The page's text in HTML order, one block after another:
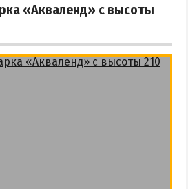
«Акваленд» с высоты